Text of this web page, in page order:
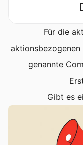
Für die
genannte
Gibt es